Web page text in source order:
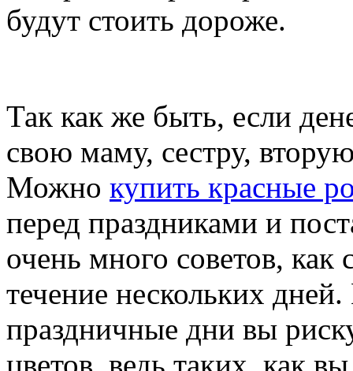
будут стоить дороже.
Так как же быть, если
свою маму, сестру,
Можно купить красные
перед праздниками и
очень много советов, как
течение нескольких
праздничные дни вы